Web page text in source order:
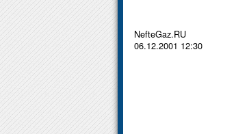
NefteGaz.RU
06.12.2001 12:30